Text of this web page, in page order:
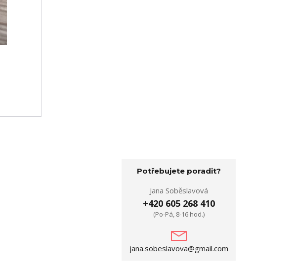
Potřebujete poradit?
Jana Soběslavová
+420 605 268 410
(Po-Pá, 8-16 hod.)
jana.sobeslavova@gmail.com